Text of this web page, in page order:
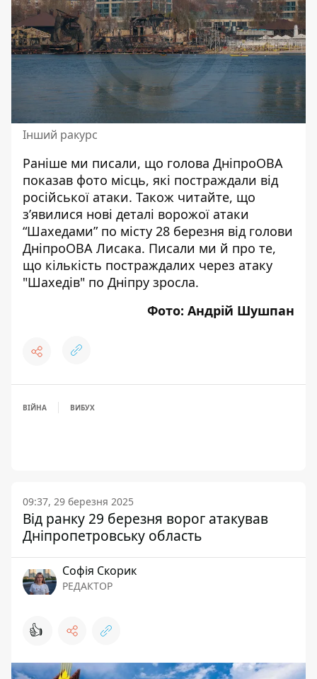
Інший ракурс
Раніше ми писали, що голова ДніпроОВА
показав фото місць, які постраждали від
російської атаки. Також читайте, що
з’явилися нові деталі ворожої атаки
“Шахедами” по місту 28 березня від голови
ДніпроОВА Лисака. Писали ми й про те,
що кількість постраждалих через атаку
"Шахедів" по Дніпру зросла.
Фото: Андрій Шушпан
ВІЙНА ВИБУХ
09:37, 29 березня 2025
Від ранку 29 березня ворог атакував
Дніпропетровську область
Софія Скорик
РЕДАКТОР
👍